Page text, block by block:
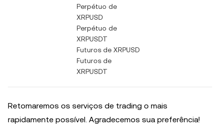
Perpétuo de
XRPUSD
Perpétuo de
XRPUSDT
Futuros de XRPUSD
Futuros de
XRPUSDT
Retomaremos os serviços de trading o mais
rapidamente possível. Agradecemos sua preferência!